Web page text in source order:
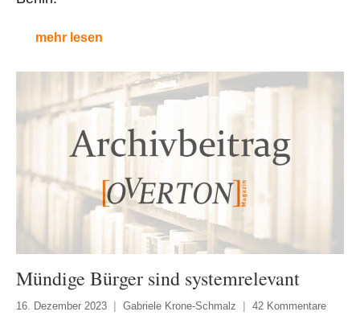
mehr lesen
Mündige Bürger sind systemrelevant
16. Dezember 2023 Gabriele Krone-Schmalz 42 Kommentare